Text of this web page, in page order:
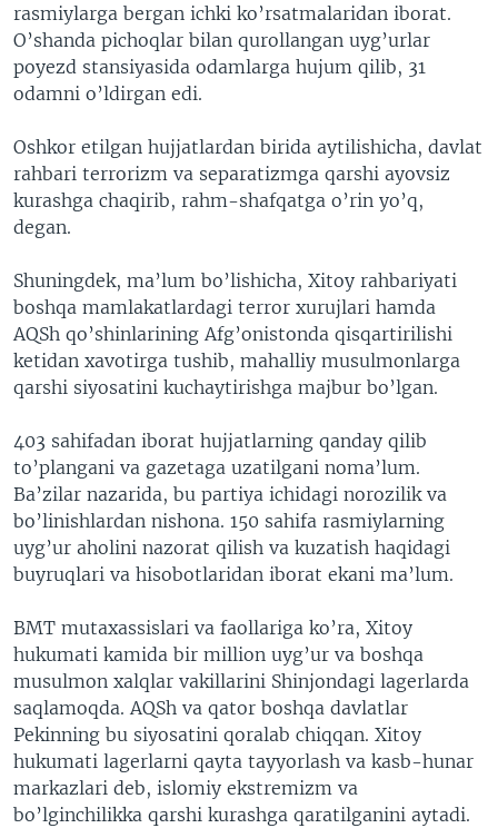
rasmiylarga bergan ichki ko’rsatmalaridan iborat.
O’shanda pichoqlar bilan qurollangan uyg’urlar
poyezd stansiyasida odamlarga hujum qilib, 31
odamni o’ldirgan edi.
Oshkor etilgan hujjatlardan birida aytilishicha, davlat
rahbari terrorizm va separatizmga qarshi ayovsiz
kurashga chaqirib, rahm-shafqatga o’rin yo’q,
degan.
Shuningdek, ma’lum bo’lishicha, Xitoy rahbariyati
boshqa mamlakatlardagi terror xurujlari hamda
AQSh qo’shinlarining Afg’onistonda qisqartirilishi
ketidan xavotirga tushib, mahalliy musulmonlarga
qarshi siyosatini kuchaytirishga majbur bo’lgan.
403 sahifadan iborat hujjatlarning qanday qilib
to’plangani va gazetaga uzatilgani noma’lum.
Ba’zilar nazarida, bu partiya ichidagi norozilik va
bo’linishlardan nishona. 150 sahifa rasmiylarning
uyg’ur aholini nazorat qilish va kuzatish haqidagi
buyruqlari va hisobotlaridan iborat ekani ma’lum.
BMT mutaxassislari va faollariga ko’ra, Xitoy
hukumati kamida bir million uyg’ur va boshqa
musulmon xalqlar vakillarini Shinjondagi lagerlarda
saqlamoqda. AQSh va qator boshqa davlatlar
Pekinning bu siyosatini qoralab chiqqan. Xitoy
hukumati lagerlarni qayta tayyorlash va kasb-hunar
markazlari deb, islomiy ekstremizm va
bo’lginchilikka qarshi kurashga qaratilganini aytadi.